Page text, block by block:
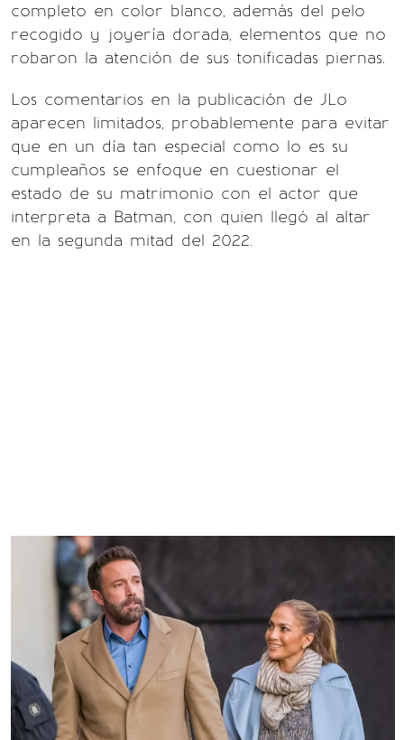
completo en color blanco, además del pelo
recogido y joyería dorada, elementos que no
robaron la atención de sus tonificadas piernas.
Los comentarios en la publicación de JLo
aparecen limitados, probablemente para evitar
que en un día tan especial como lo es su
cumpleaños se enfoque en cuestionar el
estado de su matrimonio con el actor que
interpreta a Batman, con quien llegó al altar
en la segunda mitad del 2022.